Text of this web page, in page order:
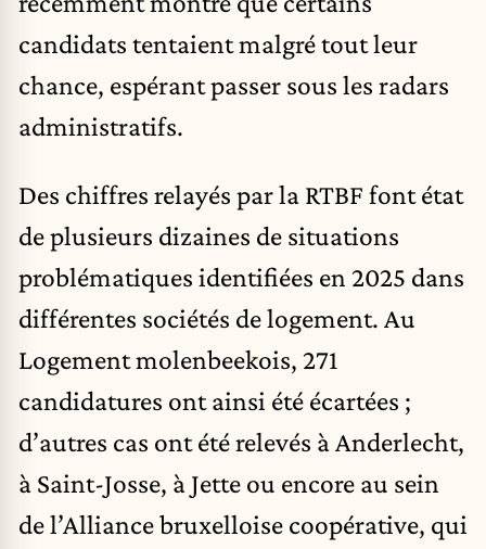
candidats tentaient malgré tout leur
chance, espérant passer sous les radars
administratifs.
Des chiffres relayés par la RTBF font état
de plusieurs dizaines de situations
problématiques identifiées en 2025 dans
différentes sociétés de logement. Au
Logement molenbeekois, 271
candidatures ont ainsi été écartées ;
d’autres cas ont été relevés à Anderlecht,
à Saint-Josse, à Jette ou encore au sein
de l’Alliance bruxelloise coopérative, qui